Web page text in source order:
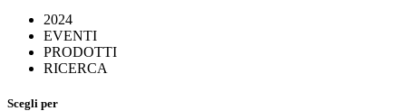
2024
EVENTI
PRODOTTI
RICERCA
Scegli per